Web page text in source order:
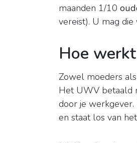
maanden 1/10
vereist). U mag
Hoe
Zowel moeders
Het UWV betaald
door je
en staat los van